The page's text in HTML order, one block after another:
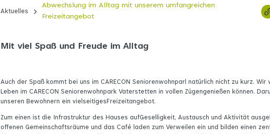
Aktuelles
Abwechslung im Alltag mit unserem umfangreichen
Freizeitangebot
Mit viel Spaß und Freude im Alltag
Auch der Spaß kommt bei uns im CARECON Seniorenwohnparl natürlich nicht zu kurz. Wir
Leben im CARECON Seniorenwohnpark Vaterstetten in vollen Zügengenießen können.
unseren Bewohnern ein vielseitigesFreizeitangebot.
Zum einen ist die Infrastruktur des Hauses aufGeselligkeit, Austausch und Aktivität
offenen Gemeinschaftsräume und das Café laden zum Verweilen ein und bilden einen